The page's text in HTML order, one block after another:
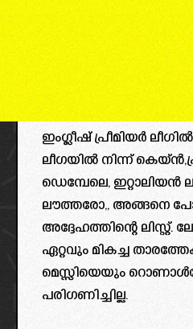
ഇംഗ്ലീഷ് പ്രീമിയർ
ലീഗയിൽ നിന്ന്
ഡെമ്പേലെ, ഇറ്റാലിയൻ
ലൗത്തരോ,, അങ്ങനെ
അദ്ദേഹത്തിന്റെ ലിസ്റ്റ്.
ഏറ്റവും മികച്ച
മെസ്സിയെയും
പരിഗണിച്ചില്ല.